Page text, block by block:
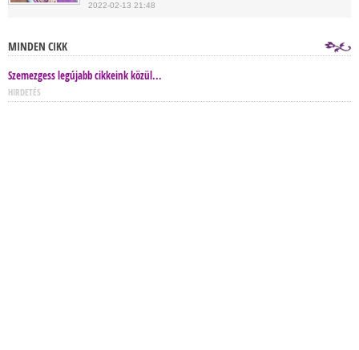
2022-02-13 21:48
MINDEN CIKK
Szemezgess legújabb cikkeink közül...
HIRDETÉS